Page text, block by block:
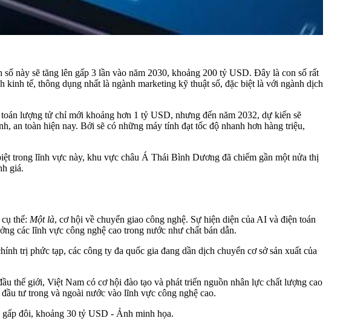
này sẽ tăng lên gấp 3 lần vào năm 2030, khoảng 200 tỷ USD. Đây là con số rất
tế, thông dụng nhất là ngành marketing kỹ thuật số, đặc biệt là với ngành dịch
lượng tử chỉ mới khoảng hơn 1 tỷ USD, nhưng đến năm 2032, dự kiến sẽ
an toàn hiện nay. Bởi sẽ có những máy tính đạt tốc độ nhanh hơn hàng triệu,
trong lĩnh vực này, khu vực châu Á Thái Bình Dương đã chiếm gần một nửa thị
giá.
thể: Một là, cơ hội về chuyển giao công nghệ. Sự hiện diện của AI và điện toán
các lĩnh vực công nghệ cao trong nước như chất bán dẫn.
trị phức tạp, các công ty đa quốc gia đang dần dịch chuyển cơ sở sản xuất của
thế giới, Việt Nam có cơ hội đào tạo và phát triển nguồn nhân lực chất lượng cao
tư trong và ngoài nước vào lĩnh vực công nghệ cao.